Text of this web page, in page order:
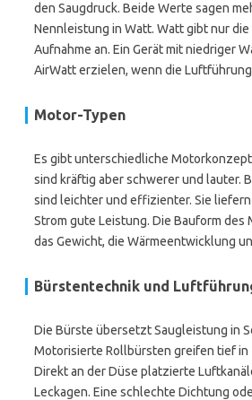
den Saugdruck. Beide Werte sagen
Nennleistung in Watt. Watt gibt nur
Aufnahme an. Ein Gerät mit niedriger
AirWatt erzielen, wenn die
Motor-Typen
Es gibt unterschiedliche
sind kräftig aber schwerer und lauter.
sind leichter und effizienter. Sie
Strom gute Leistung. Die Bauform
das Gewicht, die Wärmeentwicklung
Bürstentechnik und
Die Bürste übersetzt Saugleistung in
Motorisierte Rollbürsten greifen tief in
Direkt an der Düse platzierte
Leckagen. Eine schlechte Dichtung